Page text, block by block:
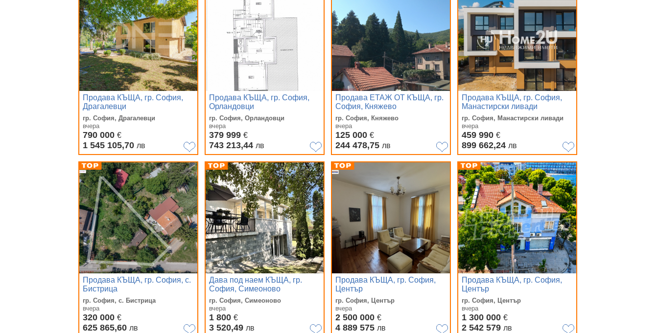
Продава КЪЩА, гр. София,
Драгалевци
гр. София, Драгалевци
вчера
790 000 €
1 545 105,70 лв
Продава КЪЩА, гр. София,
Орландовци
гр. София, Орландовци
вчера
379 999 €
743 213,44 лв
Продава ЕТАЖ ОТ КЪЩА, гр.
София, Княжево
гр. София, Княжево
вчера
125 000 €
244 478,75 лв
Продава КЪЩА, гр. София,
Манастирски ливади
гр. София, Манастирски ливади
вчера
459 990 €
899 662,24 лв
Продава КЪЩА, гр. София, с.
Бистрица
гр. София, с. Бистрица
вчера
320 000 €
625 865,60 лв
Дава под наем КЪЩА, гр.
София, Симеоново
гр. София, Симеоново
вчера
1 800 €
3 520,49 лв
Продава КЪЩА, гр. София,
Център
гр. София, Център
вчера
2 500 000 €
4 889 575 лв
Продава КЪЩА, гр. София,
Център
гр. София, Център
вчера
1 300 000 €
2 542 579 лв